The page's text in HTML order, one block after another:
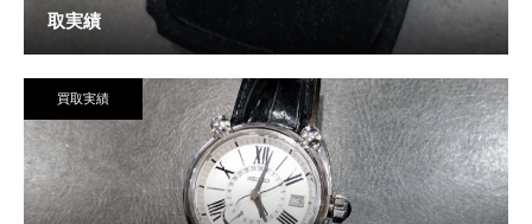
取実績
買取実績